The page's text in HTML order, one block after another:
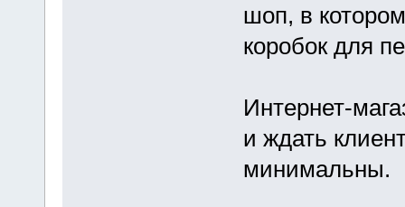
шоп, в
коробок для
Интернет-
и ждать
минимальны.